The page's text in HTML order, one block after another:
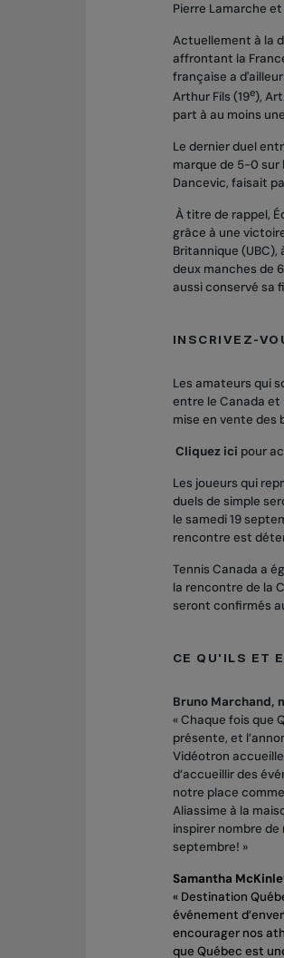
Pierre Lamarche
Actuellement à la
affrontant la
française a
Arthur Fils (19e),
part à au moins
Le dernier duel
marque de 5-0 sur
Dancevic, faisait
À titre de rappel,
grâce à une
Britannique (UBC),
deux manches de
aussi conservé sa
INSCRIVEZ-
Les amateurs qui
entre le Canada et
mise en vente des
Cliquez ici pour
Les joueurs qui
duels de simple
le samedi 19
rencontre est
Tennis Canada a
la rencontre de la
seront confirmés
CE QU'ILS ET
Bruno Marchand,
« Chaque fois que
présente, et
Vidéotron
d’accueillir des
notre place
Aliassime à la
inspirer nombre
septembre! »
Samantha
« Destination
événement
encourager nos
que Québec est